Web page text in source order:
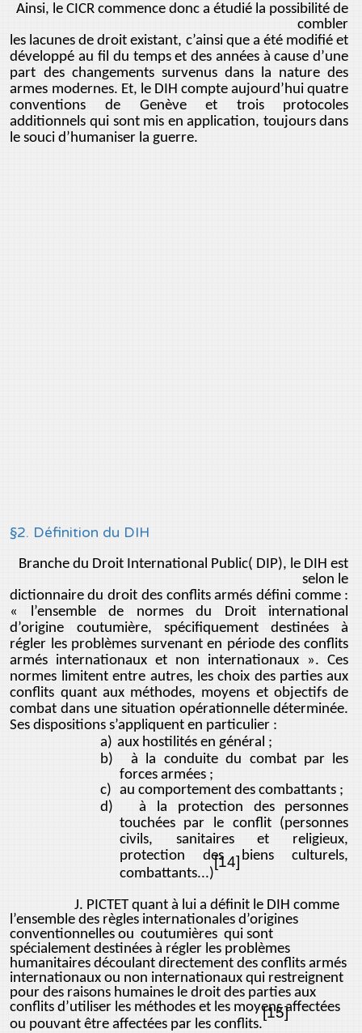
Ainsi, le CICR commence donc a étudié la possibilité de
combler
les lacunes de droit existant, c’ainsi que a été modifié et
développé au fil du temps et des années à cause d’une
part des changements survenus dans la nature des
armes modernes. Et, le DIH compte aujourd’hui quatre
conventions de Genève et trois protocoles
additionnels qui sont mis en application, toujours dans
le souci d’humaniser la guerre.
§2. Définition du DIH
Branche du Droit International Public( DIP), le DIH est
selon le
dictionnaire du droit des conflits armés défini comme :
« l’ensemble de normes du Droit international
d’origine coutumière, spécifiquement destinées à
régler les problèmes survenant en période des conflits
armés internationaux et non internationaux ». Ces
normes limitent entre autres, les choix des parties aux
conflits quant aux méthodes, moyens et objectifs de
combat dans une situation opérationnelle déterminée.
Ses dispositions s’appliquent en particulier :
a) aux hostilités en général ;
b)
à la conduite du combat par les
forces armées ;
c) au comportement des combattants ;
d)
à la protection des personnes
touchées par le conflit (personnes
civils, sanitaires et religieux,
protection des biens culturels,
combattants...)
[14]
J. PICTET quant à lui a définit le DIH comme
l’ensemble des règles internationales d’origines
conventionnelles ou coutumières qui sont
spécialement destinées à régler les problèmes
humanitaires découlant directement des conflits armés
internationaux ou non internationaux qui restreignent
pour des raisons humaines le droit des parties aux
conflits d’utiliser les méthodes et les moyens affectées
ou pouvant être affectées par les conflits.
[15]